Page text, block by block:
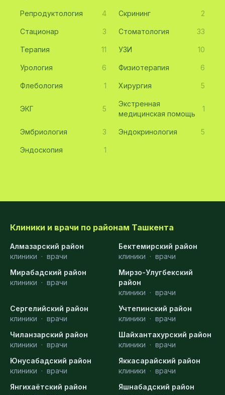
Репродуктология 4 Скрининг 2
Стационар 3 Стоматология 33
Терапия 11 УЗИ 10
Урология 6 Физиотерапия 6
Флебология 1 Хирургия 5
ЭКГ 5
Экстренная
медицинская помощь
1
Эмбриология 3 Эндокринология 5
Эндоскопия 1
Клиники и врачи по районам Ташкента
Алмазарский район
клиники · врачи
Бектемирский район
клиники · врачи
Мирабадский район
клиники · врачи
Мирзо-Улугбекский
район
клиники · врачи
Сергелийский район
клиники · врачи
Учтепинский район
клиники · врачи
Чиланзарский район
клиники · врачи
Шайхантахурский район
клиники · врачи
Юнусабадский район
клиники · врачи
Яккасарайский район
клиники · врачи
Янгихаётский район
Яшнабадский район